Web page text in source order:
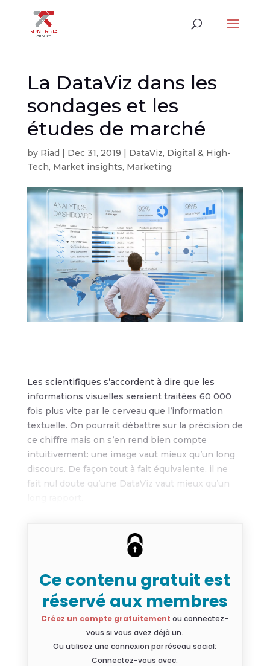
La DataViz dans les
sondages et les
études de marché
by Riad | Dec 31, 2019 | DataViz, Digital & High-
Tech, Market insights, Marketing
Les scientifiques s’accordent à dire que les
informations visuelles seraient traitées 60 000
fois plus vite par le cerveau que l’information
textuelle. On pourrait débattre sur la précision de
ce chiffre mais on s’en rend bien compte
intuitivement: une image vaut mieux qu’un long
discours. De façon tout à fait équivalente, il ne
fait nul doute qu’une DataViz vaut mieux qu’un
Ce contenu gratuit est
réservé aux membres
Créez un compte gratuitement ou connectez-
vous si vous avez déjà un.
Ou utilisez une connexion par réseau social:
Connectez-vous avec: